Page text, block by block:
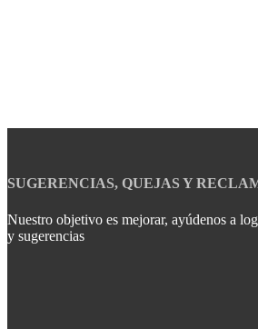
SUGERENCIAS, QUEJAS Y
Nuestro objetivo es mejorar, ayúdenos a
y sugerencias